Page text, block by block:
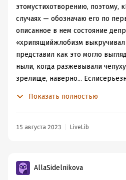
этомустихотворению, поэтому,
случаях — обозначаю его по
описанное в нем состояние
«хрипящийжлобизм
представил как это могло
ныли, когда разжевывали
зрелище, наверно...
просто устал от решения
мысленно визуализируешь
собственнойголове и в теле
Показать полностью
15 августа 2023 LiveLib
AllaSidelnikova